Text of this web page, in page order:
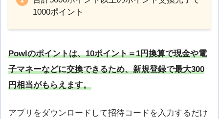
1000ポイント
Powlのポイントは、10ポイント＝1円換算で現金や電
子マネーなどに交換できるため、新規登録で最大300
円相当がもらえます。
アプリをダウンロードして招待コードを入力するだけ